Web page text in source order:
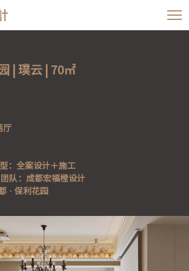
| 璞云 | 70㎡
厅
：全案设计＋施工
队：成都宏福樘设计
· 保利花园